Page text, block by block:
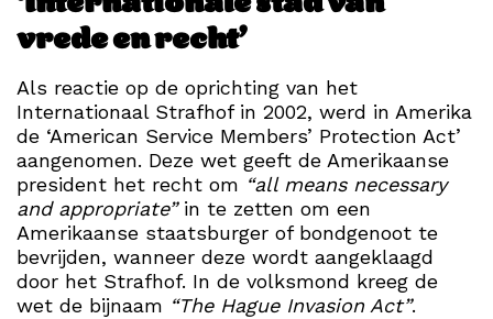
vrede en recht’
Als reactie op de oprichting van het
Internationaal Strafhof in 2002, werd in Amerika
de ‘American Service Members’ Protection Act’
aangenomen. Deze wet geeft de Amerikaanse
president het recht om “all means necessary
and appropriate”in te zetten om een
Amerikaanse staatsburger of bondgenoot te
bevrijden, wanneer deze wordt aangeklaagd
door het Strafhof. In de volksmond kreeg de
wet de bijnaam “The Hague Invasion Act”.